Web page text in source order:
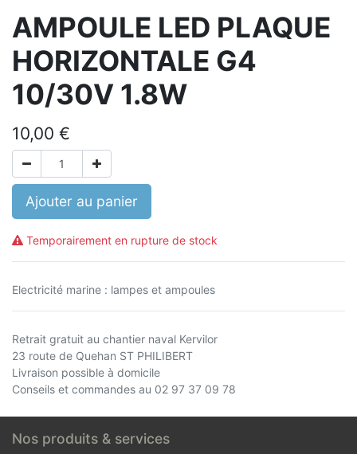
AMPOULE LED PLAQUE
HORIZONTALE G4
10/30V 1.8W
10,00 €
Ajouter au panier
Temporairement en rupture de stock
Electricité marine : lampes et ampoules
Retrait gratuit au chantier naval Kervilor
23 route de Quehan ST PHILIBERT
Livraison possible à domicile
Conseils et commandes au 02 97 37 09 78
Nos produits & services